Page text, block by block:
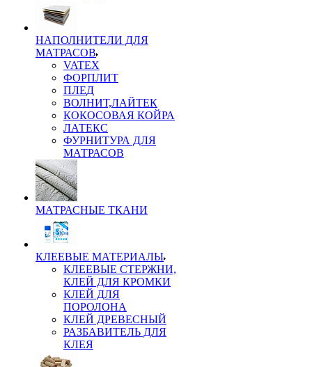
НАПОЛНИТЕЛИ ДЛЯ
МАТРАСОВ
VATEX
ФОРПЛИТ
ПЛЕД
ВОЛНИТ,ЛАЙТЕК
КОКОСОВАЯ КОЙРА
ЛАТЕКС
ФУРНИТУРА ДЛЯ
МАТРАСОВ
МАТРАСНЫЕ ТКАНИ
КЛЕЕВЫЕ МАТЕРИАЛЫ
КЛЕЕВЫЕ СТЕРЖНИ,
КЛЕЙ ДЛЯ КРОМКИ
КЛЕЙ ДЛЯ
ПОРОЛОНА
КЛЕЙ ДРЕВЕСНЫЙ
РАЗБАВИТЕЛЬ ДЛЯ
КЛЕЯ